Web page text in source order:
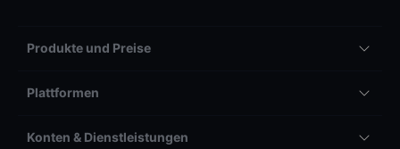
Produkte und Preise
Plattformen
Konten & Dienstleistungen